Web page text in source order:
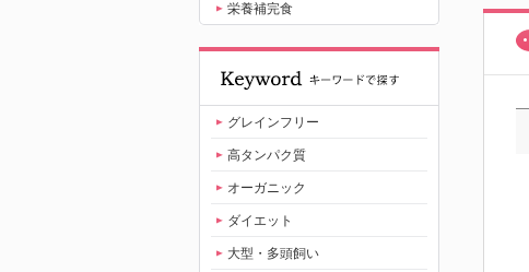
栄養補完食
グレインフリー
高タンパク質
オーガニック
ダイエット
大型・多頭飼い